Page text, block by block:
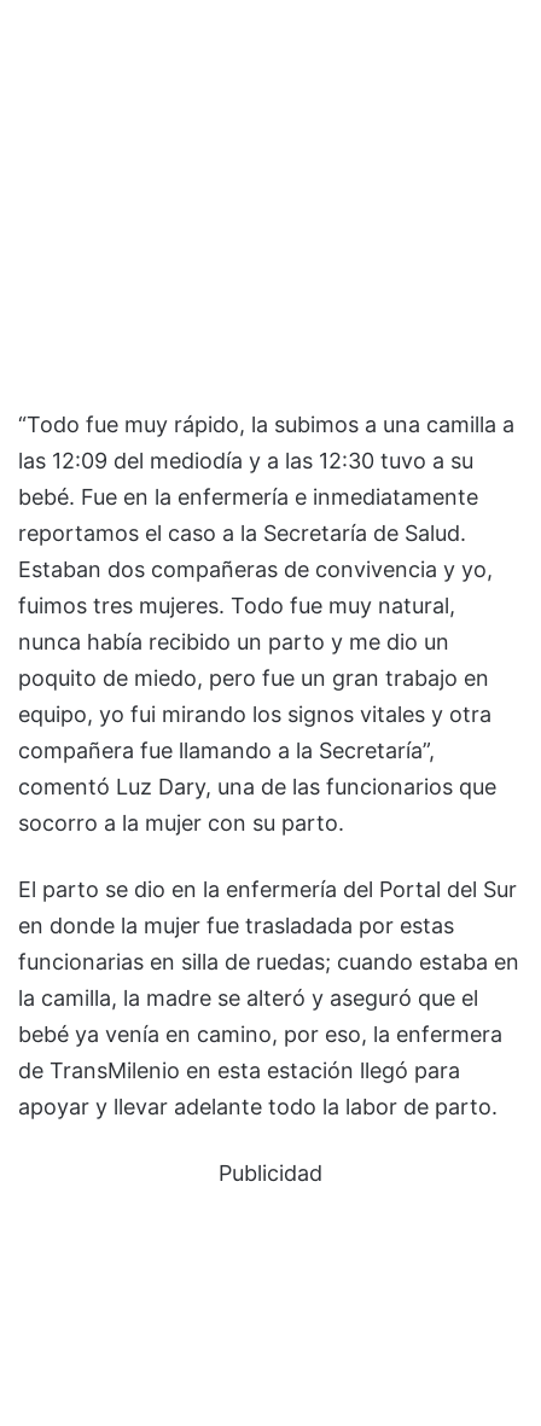
“Todo fue muy rápido, la subimos a una camilla a
las 12:09 del mediodía y a las 12:30 tuvo a su
bebé. Fue en la enfermería e inmediatamente
reportamos el caso a la Secretaría de Salud.
Estaban dos compañeras de convivencia y yo,
fuimos tres mujeres. Todo fue muy natural,
nunca había recibido un parto y me dio un
poquito de miedo, pero fue un gran trabajo en
equipo, yo fui mirando los signos vitales y otra
compañera fue llamando a la Secretaría”,
comentó Luz Dary, una de las funcionarios que
socorro a la mujer con su parto.
El parto se dio en la enfermería del Portal del Sur
en donde la mujer fue trasladada por estas
funcionarias en silla de ruedas; cuando estaba en
la camilla, la madre se alteró y aseguró que el
bebé ya venía en camino, por eso, la enfermera
de TransMilenio en esta estación llegó para
apoyar y llevar adelante todo la labor de parto.
Publicidad